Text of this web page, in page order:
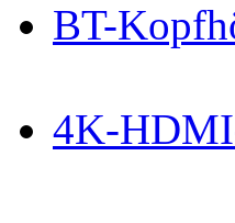
BT-
4K-